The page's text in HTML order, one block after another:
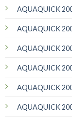
AQUAQUICK
AQUAQUICK
AQUAQUICK
AQUAQUICK
AQUAQUICK
AQUAQUICK